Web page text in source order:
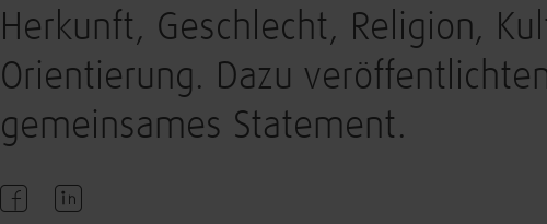
Herkunft, Geschlecht, Religion,
Orientierung. Dazu
gemeinsames Statement.